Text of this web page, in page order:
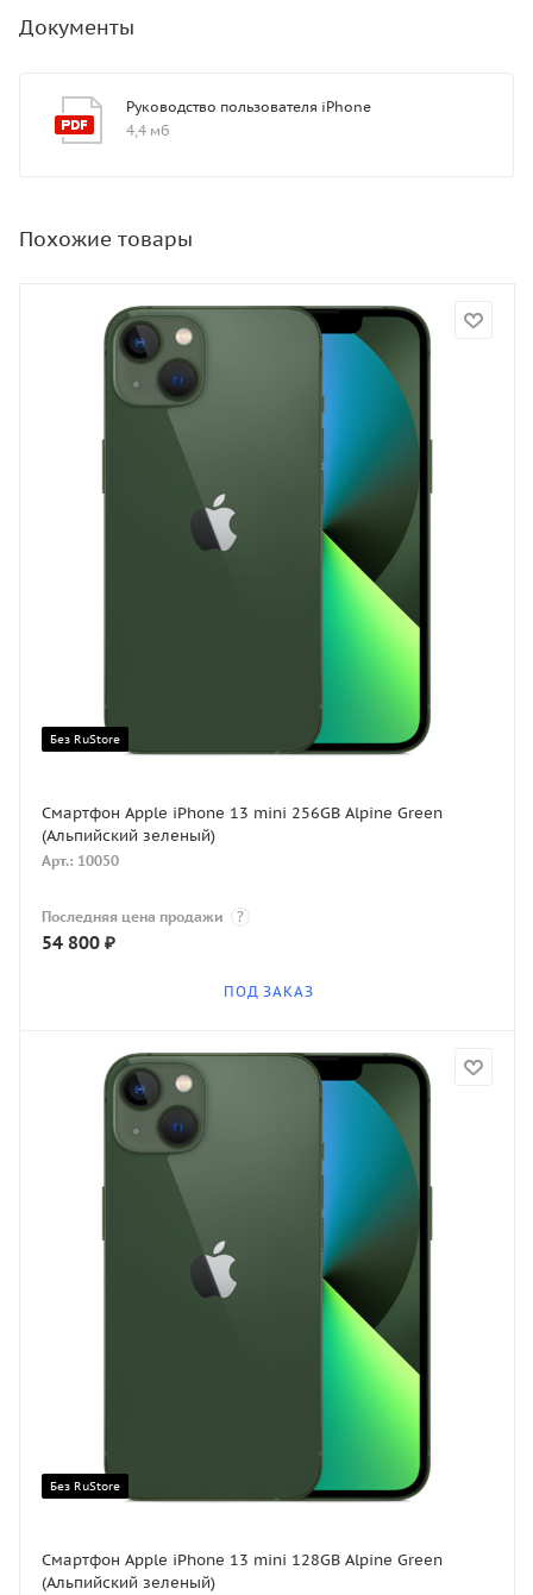
Документы
Руководство пользователя iPhone
4,4 мб
Похожие товары
Без RuStore
Смартфон Apple iPhone 13 mini 256GB Alpine Green
(Альпийский зеленый)
Арт.: 10050
Последняя цена продажи ?
54 800 ₽
ПОД ЗАКАЗ
Без RuStore
Смартфон Apple iPhone 13 mini 128GB Alpine Green
(Альпийский зеленый)